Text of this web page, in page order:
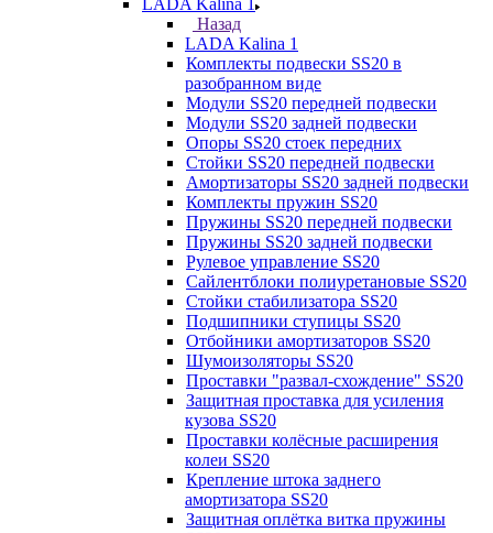
LADA Kalina 1
Назад
LADA Kalina 1
Комплекты подвески SS20 в
разобранном виде
Модули SS20 передней подвески
Модули SS20 задней подвески
Опоры SS20 стоек передних
Стойки SS20 передней подвески
Амортизаторы SS20 задней подвески
Комплекты пружин SS20
Пружины SS20 передней подвески
Пружины SS20 задней подвески
Рулевое управление SS20
Сайлентблоки полиуретановые SS20
Стойки стабилизатора SS20
Подшипники ступицы SS20
Отбойники амортизаторов SS20
Шумоизоляторы SS20
Проставки "развал-схождение" SS20
Защитная проставка для усиления
кузова SS20
Проставки колёсные расширения
колеи SS20
Крепление штока заднего
амортизатора SS20
Защитная оплётка витка пружины